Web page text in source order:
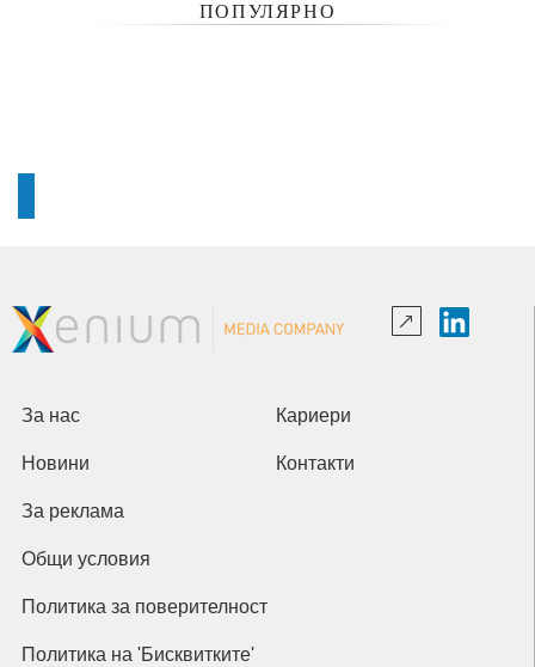
ПОПУЛЯРНО
За нас Кариери
Новини Контакти
За реклама
Общи условия
Политика за поверителност
Политика на 'Бисквитките'